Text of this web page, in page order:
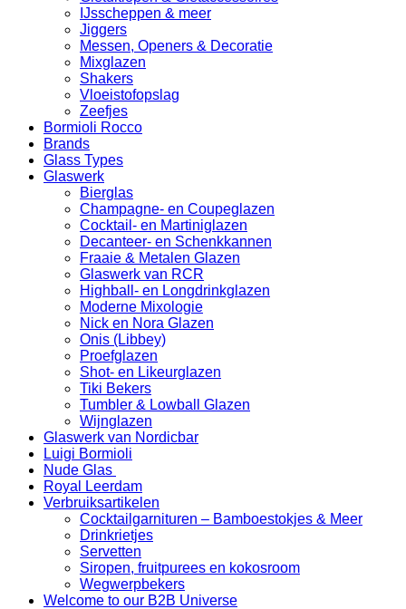
IJsscheppen & meer
Jiggers
Messen, Openers & Decoratie
Mixglazen
Shakers
Vloeistofopslag
Zeefjes
Bormioli Rocco
Brands
Glass Types
Glaswerk
Bierglas
Champagne- en Coupeglazen
Cocktail- en Martiniglazen
Decanteer- en Schenkkannen
Fraaie & Metalen Glazen
Glaswerk van RCR
Highball- en Longdrinkglazen
Moderne Mixologie
Nick en Nora Glazen
Onis (Libbey)
Proefglazen
Shot- en Likeurglazen
Tiki Bekers
Tumbler & Lowball Glazen
Wijnglazen
Glaswerk van Nordicbar
Luigi Bormioli
Nude Glas
Royal Leerdam
Verbruiksartikelen
Cocktailgarnituren – Bamboestokjes & Meer
Drinkrietjes
Servetten
Siropen, fruitpurees en kokosroom
Wegwerpbekers
Welcome to our B2B Universe